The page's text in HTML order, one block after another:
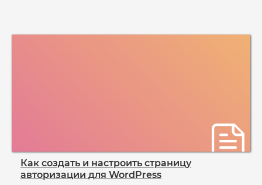
Как создать и настроить страницу
авторизации для WordPress